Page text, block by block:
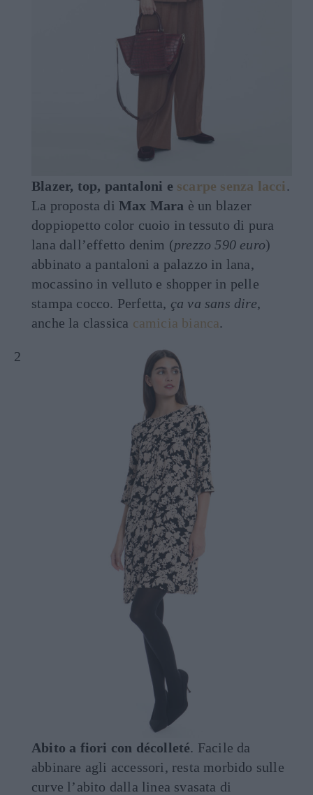
Blazer, top, pantaloni e scarpe senza lacci.
La proposta di Max Mara è un blazer
doppiopetto color cuoio in tessuto di pura
lana dall’effetto denim (prezzo 590 euro)
abbinato a pantaloni a palazzo in lana,
mocassino in velluto e shopper in pelle
stampa cocco. Perfetta, ça va sans dire,
anche la classica camicia bianca.
Abito a fiori con décolleté. Facile da
abbinare agli accessori, resta morbido sulle
curve l’abito dalla linea svasata di